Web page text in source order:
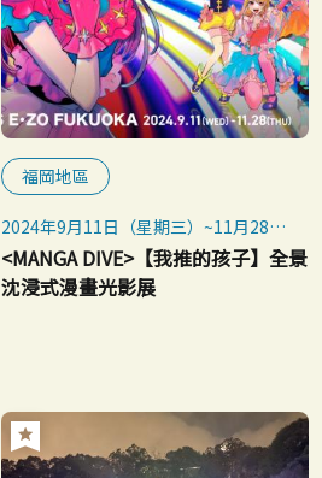
福岡地區
2024年9月11日（星期三）~11月28日
（星期四）
<MANGA DIVE>【我推的孩子】全景
沈浸式漫畫光影展